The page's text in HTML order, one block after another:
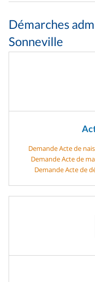
Démarches
Sonneville
Demande Acte de
Demande Acte de
Demande Acte de